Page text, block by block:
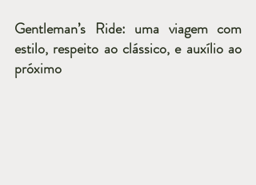
Gentleman’s Ride: uma viagem com
estilo, respeito ao clássico, e auxílio ao
próximo